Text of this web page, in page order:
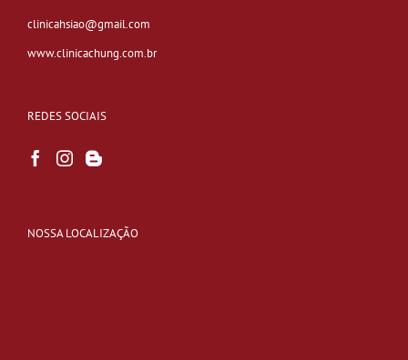
clinicahsiao@gmail.com
www.clinicachung.com.br
REDES SOCIAIS
NOSSA LOCALIZAÇÃO